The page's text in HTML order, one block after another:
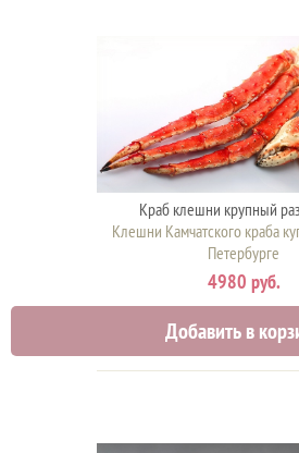
Краб клешни крупный
Клешни Камчатского краба
Петербурге
4980 руб.
Добавить в